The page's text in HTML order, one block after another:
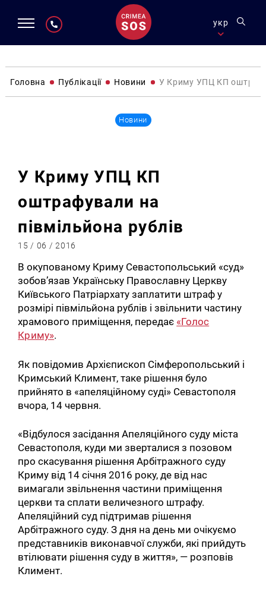
укр
Головна Публікації Новини У Криму УПЦ КП
Новини
У Криму УПЦ КП
оштрафували на
півмільйона рублів
15 / 06 / 2016
В окупованому Криму Севастопольський «суд»
зобов’язав Українську Православну Церкву
Київського Патріархату заплатити штраф у
розмірі півмільйона рублів і звільнити частину
храмового приміщення, передає «Голос
Криму».
Як повідомив Архієпископ Сімферопольський і
Кримський Климент, таке рішення було
прийнято в «апеляційному суді» Севастополя
вчора, 14 червня.
«Відбулося засідання Апеляційного суду міста
Севастополя, куди ми зверталися з позовом
про скасування рішення Арбітражного суду
Криму від 14 січня 2016 року, де від нас
вимагали звільнення частини приміщення
церкви та сплати величезного штрафу.
Апеляційний суд підтримав рішення
Арбітражного суду. З дня на день ми очікуємо
представників виконавчої служби, які прийдуть
втілювати рішення суду в життя», — розповів
Климент.